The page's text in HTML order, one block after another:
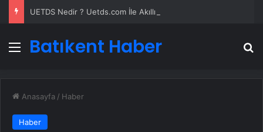
Menü
Batıkent Haber
Anasayfa / Haber
Haber